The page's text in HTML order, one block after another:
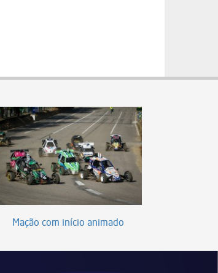
Mação com início animado